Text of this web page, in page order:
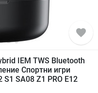
favorite
IEM TWS Bluetooth
Спортни игри
SA08 Z1 PRO E12